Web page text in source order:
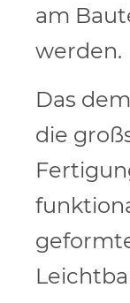
am
werden.
Das
die